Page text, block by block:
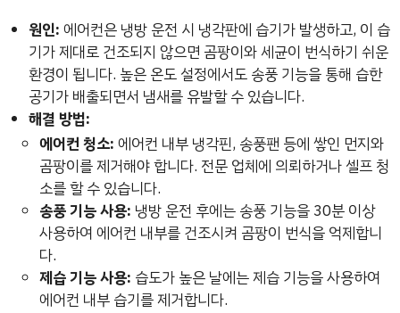
원인: 에어컨은 냉방 운전 시 냉각판에 습기가 발생하고, 이 습
기가 제대로 건조되지 않으면 곰팡이와 세균이 번식하기 쉬운
환경이 됩니다. 높은 온도 설정에서도 송풍 기능을 통해 습한
공기가 배출되면서 냄새를 유발할 수 있습니다.
해결 방법:
에어컨 청소: 에어컨 내부 냉각핀, 송풍팬 등에 쌓인 먼지와
곰팡이를 제거해야 합니다. 전문 업체에 의뢰하거나 셀프 청
소를 할 수 있습니다.
송풍 기능 사용: 냉방 운전 후에는 송풍 기능을 30분 이상
사용하여 에어컨 내부를 건조시켜 곰팡이 번식을 억제합니
다.
제습 기능 사용: 습도가 높은 날에는 제습 기능을 사용하여
에어컨 내부 습기를 제거합니다.